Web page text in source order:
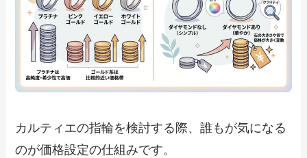
カルティエの指輪を検討する際、誰もが気になる
のが価格設定の仕組みです。